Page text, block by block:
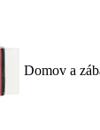
Domov a